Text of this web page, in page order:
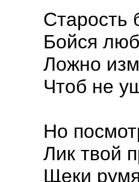
Старость
Бойся
Ложно
Чтоб не
Но
Лик твой
Щеки